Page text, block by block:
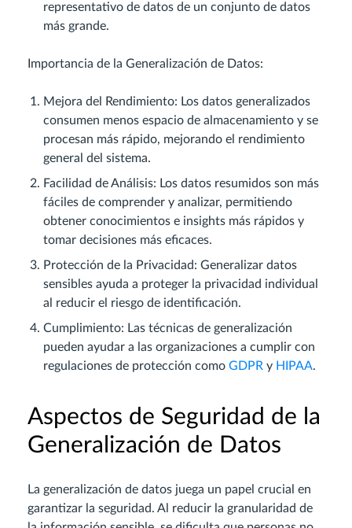
representativo de datos de un conjunto de datos
más grande.
Importancia de la Generalización de Datos:
Mejora del Rendimiento: Los datos generalizados
consumen menos espacio de almacenamiento y se
procesan más rápido, mejorando el rendimiento
general del sistema.
Facilidad de Análisis: Los datos resumidos son más
fáciles de comprender y analizar, permitiendo
obtener conocimientos e insights más rápidos y
tomar decisiones más eficaces.
Protección de la Privacidad: Generalizar datos
sensibles ayuda a proteger la privacidad individual
al reducir el riesgo de identificación.
Cumplimiento: Las técnicas de generalización
pueden ayudar a las organizaciones a cumplir con
regulaciones de protección como GDPR y HIPAA.
Aspectos de Seguridad de la
Generalización de Datos
La generalización de datos juega un papel crucial en
garantizar la seguridad. Al reducir la granularidad de